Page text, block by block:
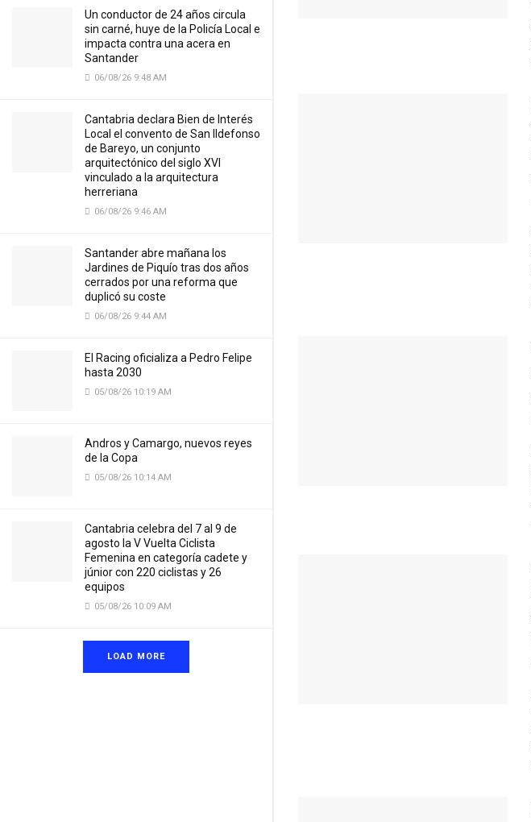
Un conductor de 24 años circula
sin carné, huye de la Policía Local e
impacta contra una acera en
Santander
06/08/26 9:48 AM
Cantabria declara Bien de Interés
Local el convento de San Ildefonso
de Bareyo, un conjunto
arquitectónico del siglo XVI
vinculado a la arquitectura
herreriana
06/08/26 9:46 AM
Santander abre mañana los
Jardines de Piquío tras dos años
cerrados por una reforma que
duplicó su coste
06/08/26 9:44 AM
El Racing oficializa a Pedro Felipe
hasta 2030
05/08/26 10:19 AM
Andros y Camargo, nuevos reyes
de la Copa
05/08/26 10:14 AM
Cantabria celebra del 7 al 9 de
agosto la V Vuelta Ciclista
Femenina en categoría cadete y
júnior con 220 ciclistas y 26
equipos
05/08/26 10:09 AM
LOAD MORE